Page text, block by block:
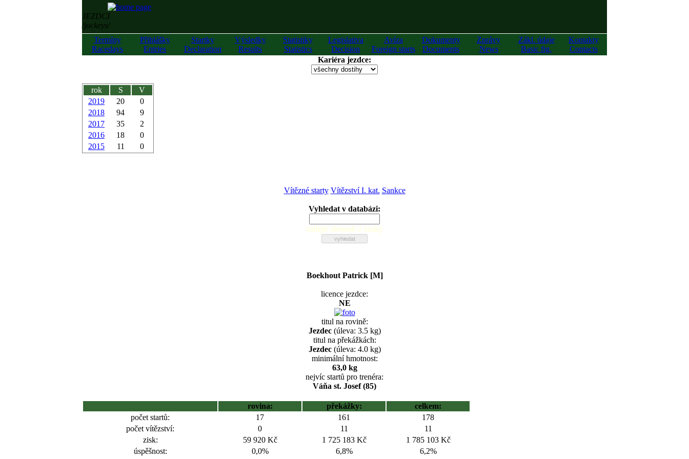
JEZDCI
/jockeys/
Termíny
Racedays
Přihlášky
Entries
Startky
Declaration
Výsledky
Results
Statistiky
Statistics
Legislativa
Decision
Avíza
Foreign starts
Dokumenty
Documents
Zprávy
News
Zákl. údaje
Basic fig.
Kontakty
Contacts
Kariéra jezdce:
rok S
V
2019
20
0
2018
94
9
2017
35
2
2016
18
0
2015
11 0
Vítězné starty Vítězství I. kat. Sankce
Vyhledat v databázi:
zadejte alespoň 2 znaky
Boekhout Patrick [M]
licence jezdce:
NE
titul na rovině:
Jezdec(úleva: 3.5 kg)
titul na překážkách:
Jezdec(úleva: 4.0 kg)
minimální hmotnost:
63,0 kg
nejvíc startů pro trenéra:
Váňa st. Josef (85)
rovina: překážky:
celkem:
počet startů:
17 161
178
počet vítězství:
0 11
11
zisk:
59 920 Kč 1 725 183 Kč
1 785 103 Kč
úspěšnost:
0,0% 6,8%
6,2%